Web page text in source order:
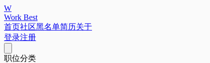
W
Work Best
首页社区黑名单简历关于
登录注册
职位分类